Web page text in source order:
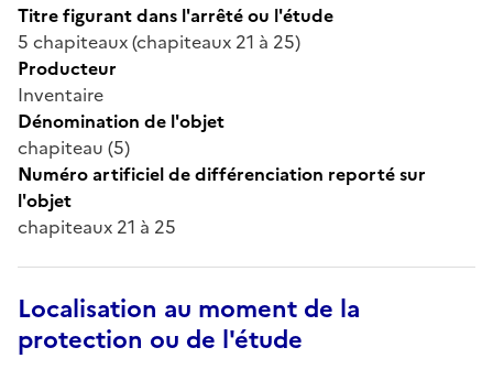
Titre figurant dans l'arrêté ou l'étude
5 chapiteaux (chapiteaux 21 à 25)
Producteur
Inventaire
Dénomination de l'objet
chapiteau (5)
Numéro artificiel de différenciation reporté sur
l'objet
chapiteaux 21 à 25
Localisation au moment de la
protection ou de l'étude